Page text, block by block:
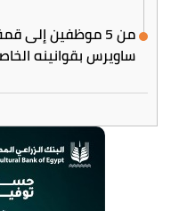
من 5 موظفين
ساويرس بقوانينه